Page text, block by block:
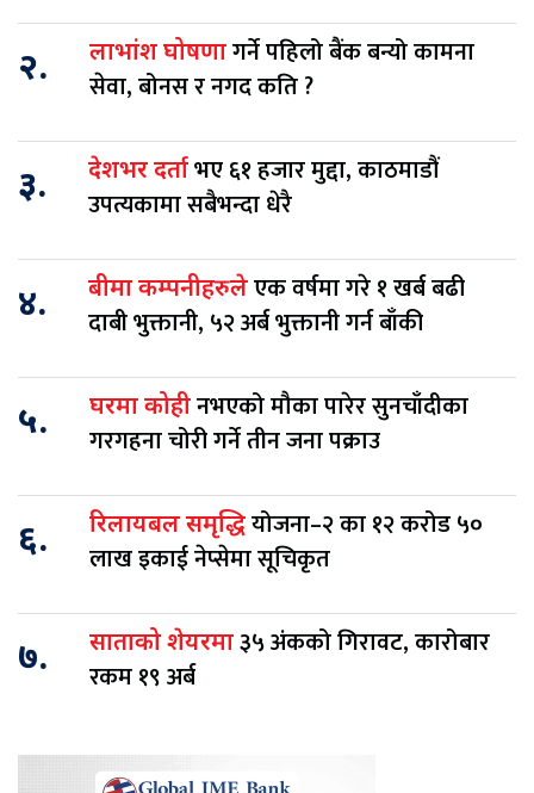
२. लाभांश घोषणागर्ने पहिलो बैंक बन्यो कामना
सेवा, बोनस र नगद कति ?
३. देशभर दर्ताभए ६१ हजार मुद्दा, काठमाडौं
उपत्यकामा सबैभन्दा धेरै
४. बीमा कम्पनीहरुलेएक वर्षमा गरे १ खर्ब बढी
दाबी भुक्तानी, ५२ अर्ब भुक्तानी गर्न बाँकी
५. घरमा कोहीनभएको मौका पारेर सुनचाँदीका
गरगहना चोरी गर्ने तीन जना पक्राउ
६. रिलायबल समृद्धियोजना–२ का १२ करोड ५०
लाख इकाई नेप्सेमा सूचिकृत
७. साताको शेयरमा३५ अंकको गिरावट, कारोबार
रकम १९ अर्ब